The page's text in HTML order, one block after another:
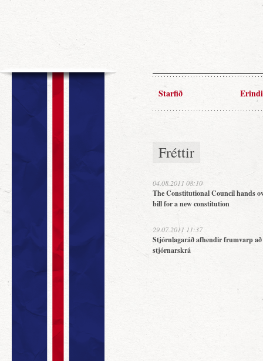
Starfið Erindi
Fréttir
04.08.2011 08:10
The Constitutional Council hands
bill for a new constitution
29.07.2011 11:37
Stjórnlagaráð afhendir frumvarp
stjórnarskrá